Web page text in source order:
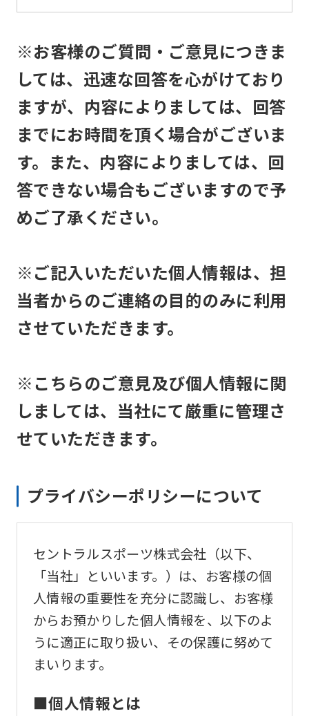
※お客様のご質問・ご意見につきま
しては、迅速な回答を心がけており
ますが、内容によりましては、回答
までにお時間を頂く場合がございま
す。また、内容によりましては、回
答できない場合もございますので予
めご了承ください。
※ご記入いただいた個人情報は、担
当者からのご連絡の目的のみに利用
させていただきます。
※こちらのご意見及び個人情報に関
しましては、当社にて厳重に管理さ
せていただきます。
プライバシーポリシーについて
セントラルスポーツ株式会社（以下、
「当社」といいます。）は、お客様の個
人情報の重要性を充分に認識し、お客様
からお預かりした個人情報を、以下のよ
うに適正に取り扱い、その保護に努めて
まいります。
■個人情報とは
Automatic